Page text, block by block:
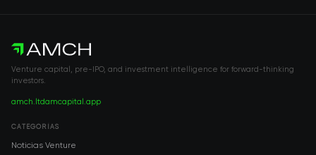
Venture capital, pre-IPO, and investment intelligence for forward-thinking
investors.
amch.ltdamcapital.app
CATEGORÍAS
Noticias Venture